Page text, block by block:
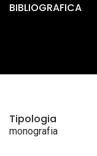
BIBLIOGRAFICA
Tipologia
monografia